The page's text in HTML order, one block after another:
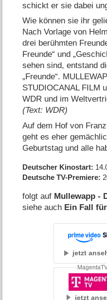
schickt er sie dabei
Wie können sie ihr
Nach Vorlage von
drei berühmten
Freunde“ und
sehen sind, entstand
„Freunde“.
STUDIOCANAL FILM
WDR und im
(Text: WDR)
Auf dem Hof von
geht es eher
Geburtstag und alle
Deutscher Kinostart
Deutsche TV-Premiere
folgt auf Mullewapp -
siehe auch Ein Fall
jetzt
jetzt